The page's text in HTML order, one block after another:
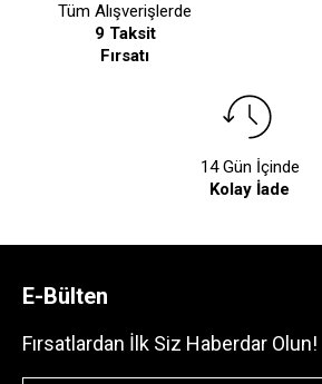
Tüm Alışverişlerde
9 Taksit
Fırsatı
14 Gün İçinde
Kolay İade
E-Bülten
Fırsatlardan İlk Siz Haberdar Olun!